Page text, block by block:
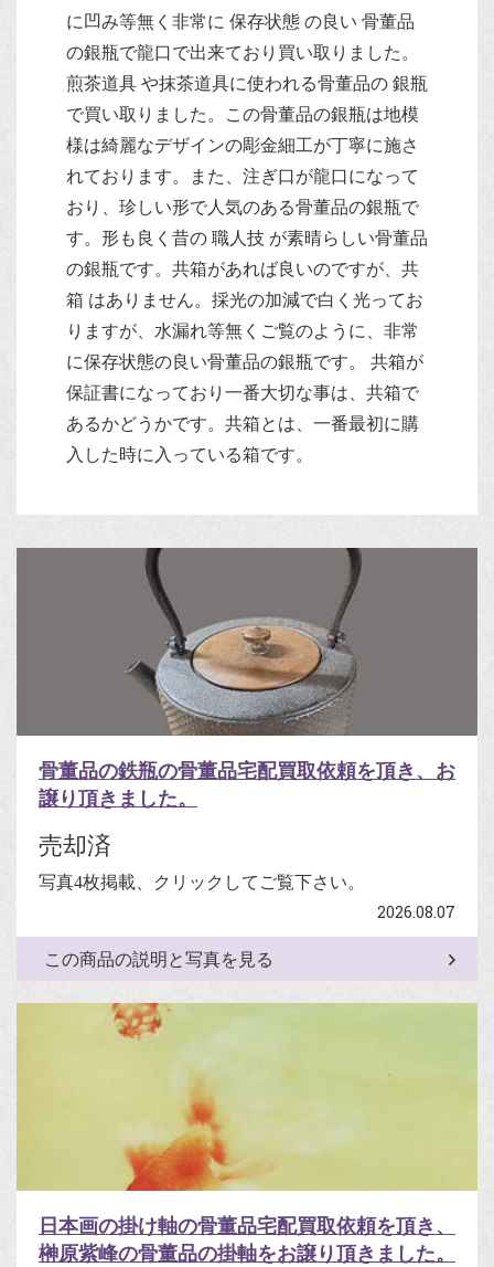
に凹み等無く非常に 保存状態 の良い 骨董品
の銀瓶で龍口で出来ており買い取りました。
煎茶道具 や抹茶道具に使われる骨董品の 銀瓶
で買い取りました。この骨董品の銀瓶は地模
様は綺麗なデザインの彫金細工が丁寧に施さ
れております。また、注ぎ口が龍口になって
おり、珍しい形で人気のある骨董品の銀瓶で
す。形も良く昔の 職人技 が素晴らしい骨董品
の銀瓶です。共箱があれば良いのですが、共
箱 はありません。採光の加減で白く光ってお
りますが、水漏れ等無くご覧のように、非常
に保存状態の良い骨董品の銀瓶です。 共箱が
保証書になっており一番大切な事は、共箱で
あるかどうかです。共箱とは、一番最初に購
入した時に入っている箱です。
骨董品の鉄瓶の骨董品宅配買取依頼を頂き、お
譲り頂きました。
売却済
写真4枚掲載、クリックしてご覧下さい。
2026.08.07
この商品の説明と写真を見る
日本画の掛け軸の骨董品宅配買取依頼を頂き、
榊原紫峰の骨董品の掛軸をお譲り頂きました。